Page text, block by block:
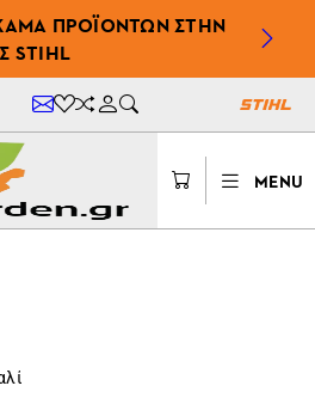
ΠΡΟΪΌΝΤΩΝ ΣΤΗΝ
STIHL
MENU